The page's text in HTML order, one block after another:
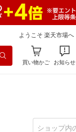
ようこそ 楽天市場へ
買い物かご お知らせ